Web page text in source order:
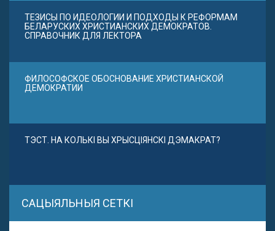
ТЕЗИСЫ ПО ИДЕОЛОГИИ И ПОДХОДЫ К РЕФОРМАМ
БЕЛАРУСКИХ ХРИСТИАНСКИХ ДЕМОКРАТОВ.
СПРАВОЧНИК ДЛЯ ЛЕКТОРА
ФИЛОСОФСКОЕ ОБОСНОВАНИЕ ХРИСТИАНСКОЙ
ДЕМОКРАТИИ
ТЭСТ. НА КОЛЬКІ ВЫ ХРЫСЦІЯНСКІ ДЭМАКРАТ?
САЦЫЯЛЬНЫЯ СЕТКІ